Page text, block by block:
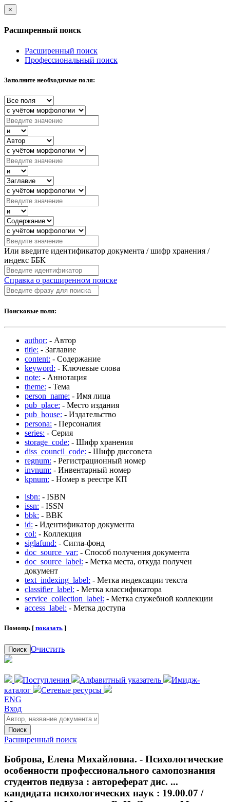
×
Расширенный поиск
Расширенный поиск
Профессиональный поиск
Заполните необходимые поля:
Или введите идентификатор документа / шифр хранения /
индекс ББК
Справка о расширенном поиске
Поисковые поля:
author: - Автор
title: - Заглавие
content: - Содержание
keyword: - Ключевые слова
note: - Аннотация
theme: - Тема
person_name: - Имя лица
pub_place: - Место издания
pub_house: - Издательство
persona: - Персоналия
series: - Серия
storage_code: - Шифр хранения
diss_council_code: - Шифр диссовета
regnum: - Регистрационный номер
invnum: - Инвентарный номер
kpnum: - Номер в реестре КП
isbn: - ISBN
issn: - ISSN
bbk: - BBK
id: - Идентификатор документа
col: - Коллекция
siglafund: - Сигла-фонд
doc_source_var: - Способ получения документа
doc_source_label: - Метка места, откуда получен
документ
text_indexing_label: - Метка индексации текста
classifier_label: - Метка классификатора
service_collection_label: - Метка служебной коллекции
access_label: - Метка доступа
Помощь [ показать ]
Поиск Очистить
Поступления Алфавитный указатель
Имидж-
каталог
Сетевые ресурсы
ENG
Вход
Поиск
Расширенный поиск
Боброва, Елена Михайловна. - Психологические
особенности профессионального самопознания
студентов педвуза : автореферат дис. ...
кандидата психологических наук : 19.00.07 /